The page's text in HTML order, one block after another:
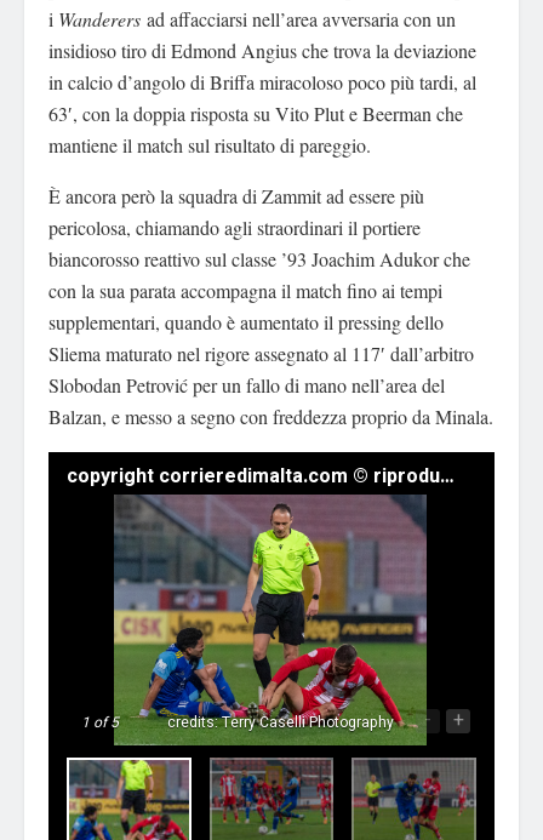
i Wanderers ad affacciarsi nell’area avversaria con un
insidioso tiro di Edmond Angius che trova la deviazione
in calcio d’angolo di Briffa miracoloso poco più tardi, al
63′, con la doppia risposta su Vito Plut e Beerman che
mantiene il match sul risultato di pareggio.
È ancora però la squadra di Zammit ad essere più
pericolosa, chiamando agli straordinari il portiere
biancorosso reattivo sul classe ’93 Joachim Adukor che
con la sua parata accompagna il match fino ai tempi
supplementari, quando è aumentato il pressing dello
Sliema maturato nel rigore assegnato al 117′ dall’arbitro
Slobodan Petrović per un fallo di mano nell’area del
Balzan, e messo a segno con freddezza proprio da Minala.
copyright corrieredimalta.com © riproduzione riservata
1 of 5 credits: Terry Caselli Photography - +